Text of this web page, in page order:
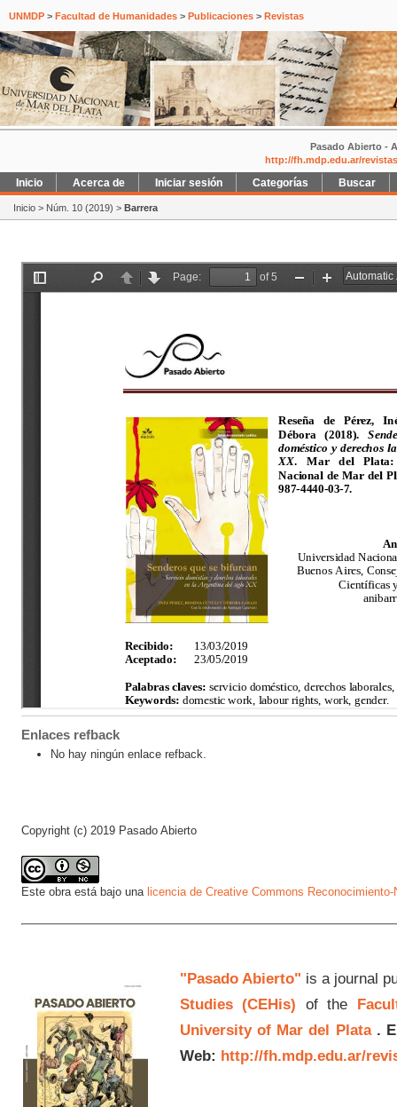
UNMDP > Facultad de Humanidades > Publicaciones > Revistas
Pasado Abierto -
http://fh.mdp.edu.ar/
Inicio Acerca de Iniciar sesión Categorías Buscar
Inicio > Núm. 10 (2019) > Barrera
Enlaces refback
No hay ningún enlace refback.
Copyright (c) 2019 Pasado Abierto
Este obra está bajo una licencia de Creative Commons
"Pasado Abierto" is a journal
Studies (CEHis) of the
University of Mar del Plata.
Web: http://fh.mdp.edu.ar/